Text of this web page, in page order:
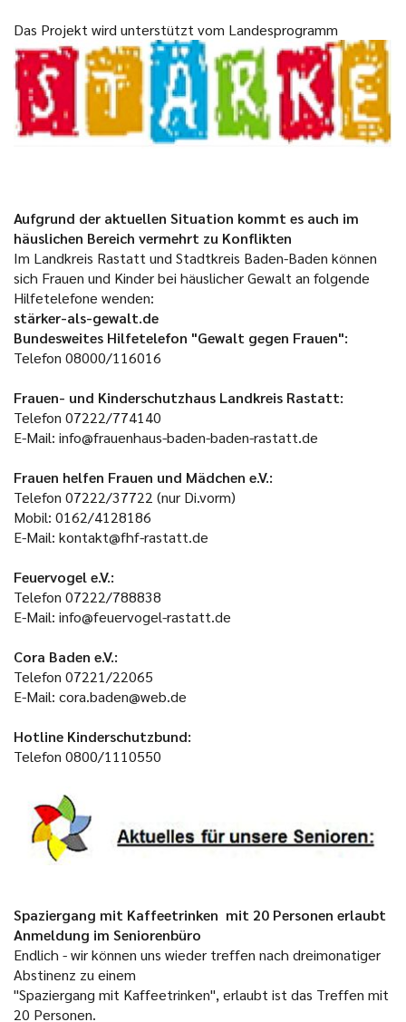
Das Projekt wird unterstützt vom Landesprogramm
Aufgrund der aktuellen Situation kommt es auch im
häuslichen Bereich vermehrt zu Konflikten
Im Landkreis Rastatt und Stadtkreis Baden-Baden können
sich Frauen und Kinder bei häuslicher Gewalt an folgende
Hilfetelefone wenden:
stärker-als-gewalt.de
Bundesweites Hilfetelefon "Gewalt gegen Frauen":
Telefon 08000/116016
Frauen- und Kinderschutzhaus Landkreis Rastatt:
Telefon 07222/774140
E-Mail: info@frauenhaus-baden-baden-rastatt.de
Frauen helfen Frauen und Mädchen e.V.:
Telefon 07222/37722 (nur Di.vorm)
Mobil: 0162/4128186
E-Mail: kontakt@fhf-rastatt.de
Feuervogel e.V.:
Telefon 07222/788838
E-Mail: info@feuervogel-rastatt.de
Cora Baden e.V.:
Telefon 07221/22065
E-Mail: cora.baden@web.de
Hotline Kinderschutzbund:
Telefon 0800/1110550
Spaziergang mit Kaffeetrinken mit 20 Personen erlaubt
Anmeldung im Seniorenbüro
Endlich - wir können uns wieder treffen nach dreimonatiger
Abstinenz zu einem
"Spaziergang mit Kaffeetrinken", erlaubt ist das Treffen mit
20 Personen.